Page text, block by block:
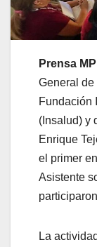
Prensa
General
Fundación
(Insalud) y
Enrique
el primer
Asistente
La